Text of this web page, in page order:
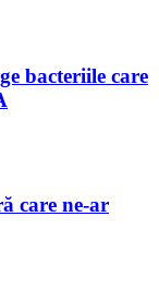
bacteriile care
care ne-ar